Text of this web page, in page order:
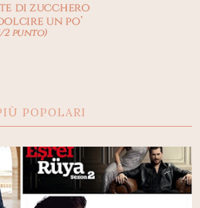
POPOLARI